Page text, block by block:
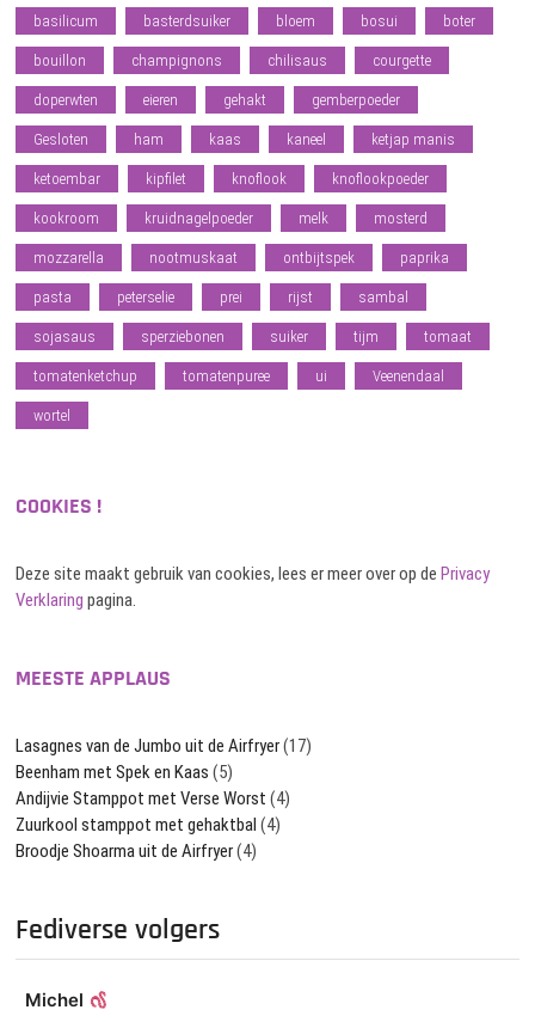
basilicum basterdsuiker bloem bosui boter
bouillon champignons chilisaus courgette
doperwten eieren gehakt gemberpoeder
Gesloten ham kaas kaneel ketjap manis
ketoembar kipfilet knoflook knoflookpoeder
kookroom kruidnagelpoeder melk mosterd
mozzarella nootmuskaat ontbijtspek paprika
pasta peterselie prei rijst sambal
sojasaus sperziebonen suiker tijm tomaat
tomatenketchup tomatenpuree ui Veenendaal
wortel
COOKIES !
Deze site maakt gebruik van cookies, lees er meer over op dePrivacy
Verklaring pagina.
MEESTE APPLAUS
Lasagnes van de Jumbo uit de Airfryer(17)
Beenham met Spek en Kaas (5)
Andijvie Stamppot met Verse Worst (4)
Zuurkool stamppot met gehaktbal (4)
Broodje Shoarma uit de Airfryer(4)
Fediverse volgers
Michel